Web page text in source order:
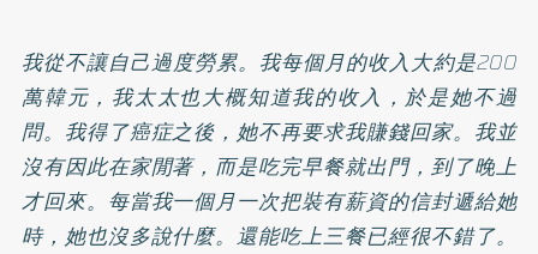
我從不讓自己過度勞累。我每個月的收入大約是200
萬韓元，我太太也大概知道我的收入，於是她不過
問。我得了癌症之後，她不再要求我賺錢回家。我並
沒有因此在家閒著，而是吃完早餐就出門，到了晚上
才回來。每當我一個月一次把裝有薪資的信封遞給她
時，她也沒多說什麼。還能吃上三餐已經很不錯了。